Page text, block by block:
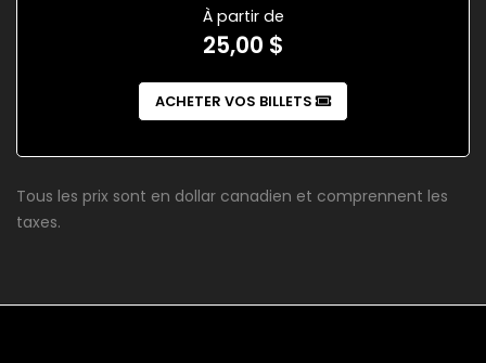
À partir de
25,00 $
ACHETER VOS BILLETS
Tous les prix sont en dollar canadien et comprennent les
taxes.